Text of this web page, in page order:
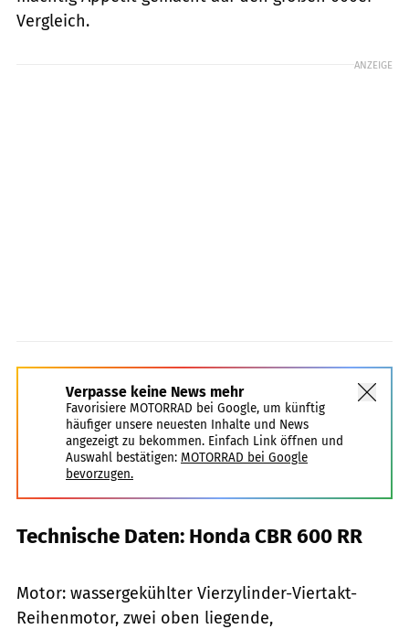
Vergleich.
ANZEIGE
Verpasse keine News mehr
Favorisiere MOTORRAD bei Google, um künftig
häufiger unsere neuesten Inhalte und News
angezeigt zu bekommen. Einfach Link öffnen und
Auswahl bestätigen: MOTORRAD bei Google
bevorzugen.
Technische Daten: Honda CBR 600 RR
Motor: wassergekühlter Vierzylinder-Viertakt-
Reihenmotor, zwei oben liegende,